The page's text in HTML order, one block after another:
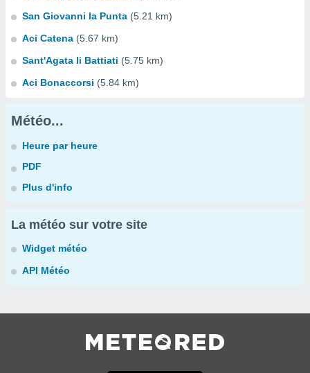
San Giovanni la Punta (5.21 km)
Aci Catena (5.67 km)
Sant'Agata li Battiati (5.75 km)
Aci Bonaccorsi (5.84 km)
Météo...
Heure par heure
PDF
Plus d'info
La météo sur votre site
Widget météo
API Météo